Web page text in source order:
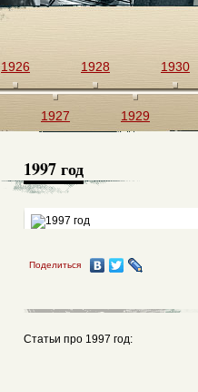
1926
1927
1928
1929
1930
1997 год
Поделиться
Статьи про 1997 год: